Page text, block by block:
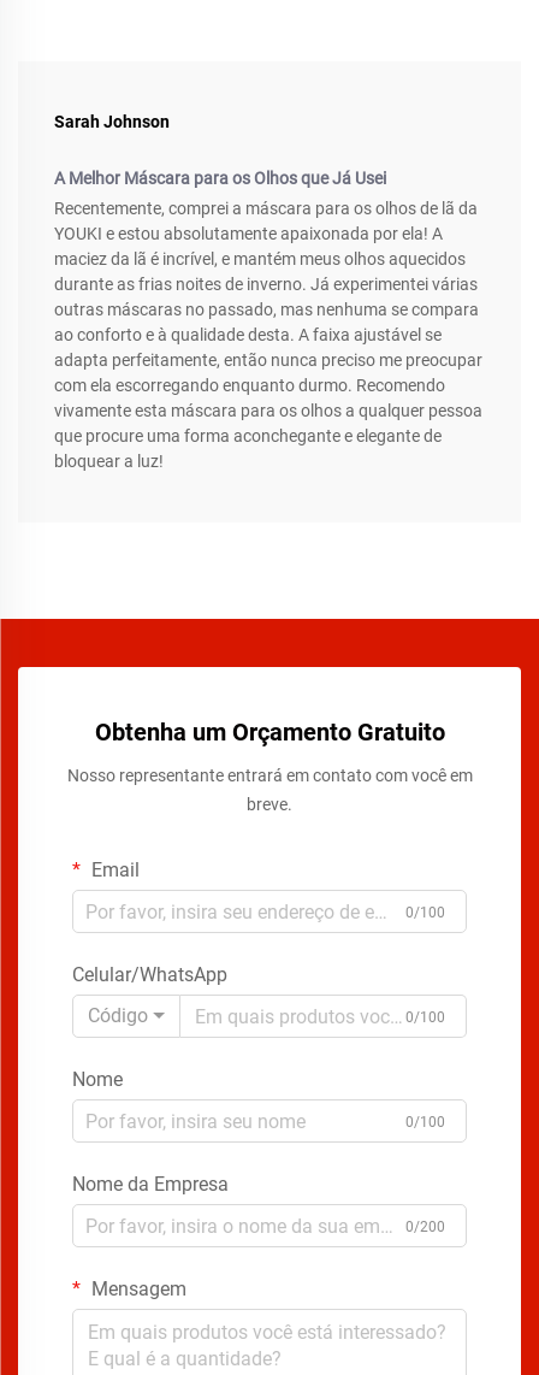
Sarah Johnson
A Melhor Máscara para os Olhos que Já Usei
Recentemente, comprei a máscara para os olhos de lã da
YOUKI e estou absolutamente apaixonada por ela! A
maciez da lã é incrível, e mantém meus olhos aquecidos
durante as frias noites de inverno. Já experimentei várias
outras máscaras no passado, mas nenhuma se compara
ao conforto e à qualidade desta. A faixa ajustável se
adapta perfeitamente, então nunca preciso me preocupar
com ela escorregando enquanto durmo. Recomendo
vivamente esta máscara para os olhos a qualquer pessoa
que procure uma forma aconchegante e elegante de
bloquear a luz!
Obtenha um Orçamento Gratuito
Nosso representante entrará em contato com você em
breve.
Email
0/100
Celular/WhatsApp
Código
0/100
Nome
0/100
Nome da Empresa
0/200
Mensagem